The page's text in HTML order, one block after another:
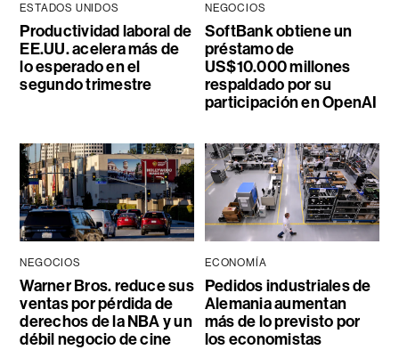
ESTADOS UNIDOS
Productividad laboral de
EE.UU. acelera más de
lo esperado en el
segundo trimestre
NEGOCIOS
SoftBank obtiene un
préstamo de
US$10.000 millones
respaldado por su
participación en OpenAI
NEGOCIOS
Warner Bros. reduce sus
ventas por pérdida de
derechos de la NBA y un
débil negocio de cine
ECONOMÍA
Pedidos industriales de
Alemania aumentan
más de lo previsto por
los economistas